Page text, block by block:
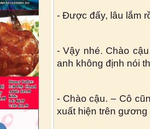
- Được đấy, lâu lắm
- Vậy nhé. Chào
anh không định nói
- Chào cậu. – Cô
xuất hiện trên gương